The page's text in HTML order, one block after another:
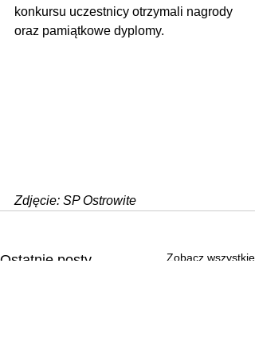
konkursu uczestnicy otrzymali nagrody
oraz pamiątkowe dyplomy.
Zdjęcie: SP Ostrowite
Ostatnie posty Zobacz wszystkie